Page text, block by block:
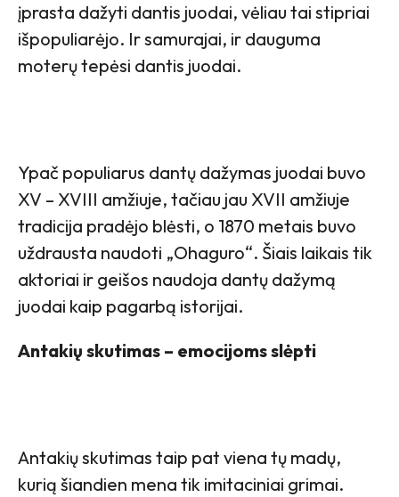
įprasta dažyti dantis juodai, vėliau tai stipriai
išpopuliarėjo. Ir samurajai, ir dauguma
moterų tepėsi dantis juodai.
Ypač populiarus dantų dažymas juodai buvo
XV – XVIII amžiuje, tačiau jau XVII amžiuje
tradicija pradėjo blėsti, o 1870 metais buvo
uždrausta naudoti „Ohaguro“. Šiais laikais tik
aktoriai ir geišos naudoja dantų dažymą
juodai kaip pagarbą istorijai.
Antakių skutimas – emocijoms slėpti
Antakių skutimas taip pat viena tų madų,
kurią šiandien mena tik imitaciniai grimai.